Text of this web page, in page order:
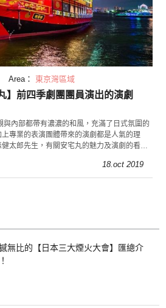
Area： 東京灣區域
】前四季劇團團員演出的演劇
與內部都帶有濃濃的和風，充滿了日式氛圍的
專業的表演團體帶來的演劇都是人氣的理
太郎先生，有關安宅丸的魅力及演劇的看
18.oct 2019
無比的【日本三大煙火大會】匯總介